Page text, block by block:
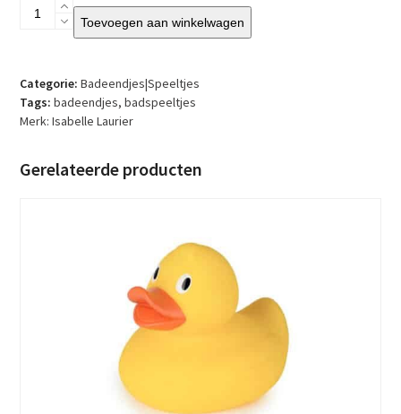
Isabelle
–
Eenhoorn
aantal
Toevoegen aan winkelwagen
Categorie: Badeendjes|Speeltjes
Tags: badeendjes,badspeeltjes
Merk:Isabelle Laurier
Gerelateerde producten